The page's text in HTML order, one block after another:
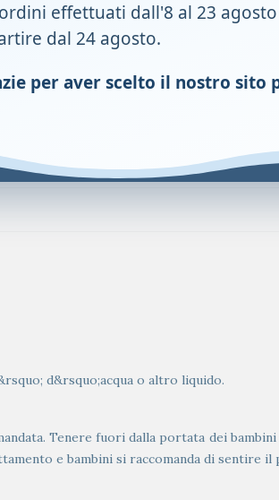
d&rsquo;acqua o altro liquido.
Tenere fuori dalla portata dei
e bambini si raccomanda di sentire il
effettuati dall'8 al 23
dal 24 agosto.
per aver scelto il nostro sito